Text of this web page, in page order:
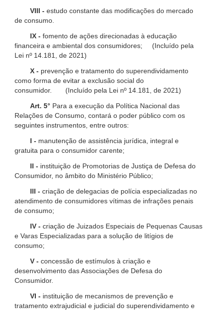
VIII - estudo constante das modificações do mercado
de consumo.
IX - fomento de ações direcionadas à educação
financeira e ambiental dos consumidores; (Incluído pela
Lei nº 14.181, de 2021)
X - prevenção e tratamento do superendividamento
como forma de evitar a exclusão social do
consumidor. (Incluído pela Lei nº 14.181, de 2021)
Art. 5° Para a execução da Política Nacional das
Relações de Consumo, contará o poder público com os
seguintes instrumentos, entre outros:
I - manutenção de assistência jurídica, integral e
gratuita para o consumidor carente;
II - instituição de Promotorias de Justiça de Defesa do
Consumidor, no âmbito do Ministério Público;
III - criação de delegacias de polícia especializadas no
atendimento de consumidores vítimas de infrações penais
de consumo;
IV - criação de Juizados Especiais de Pequenas Causas
e Varas Especializadas para a solução de litígios de
consumo;
V - concessão de estímulos à criação e
desenvolvimento das Associações de Defesa do
Consumidor.
VI - instituição de mecanismos de prevenção e
tratamento extrajudicial e judicial do superendividamento e